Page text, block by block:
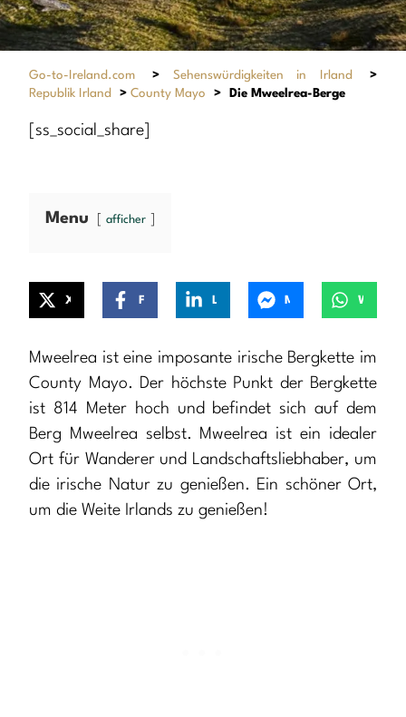
Go-to-Ireland.com > Sehenswürdigkeiten in Irland
>
Republik Irland
> County Mayo > Die Mweelrea-Berge
[ss_social_share]
Menu afficher
Mweelrea ist eine imposante irische Bergkette im
County Mayo. Der höchste Punkt der Bergkette
ist 814 Meter hoch und befindet sich auf dem
Berg Mweelrea selbst. Mweelrea ist ein idealer
Ort für Wanderer und Landschaftsliebhaber, um
die irische Natur zu genießen. Ein schöner Ort,
um die Weite Irlands zu genießen!